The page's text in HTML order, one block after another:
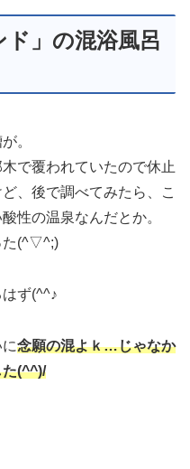
ド」の混浴風呂
。
で覆われていたので休止
、後で調べてみたら、こ
性の温泉なんだとか。
た(^▽^;)
ず(^^♪
念願の混よｋ…じゃなか
た(^^)/